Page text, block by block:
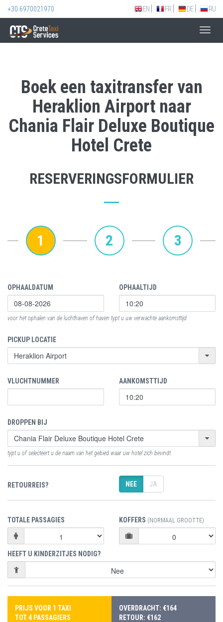
+30 6970021970 EN FR DE RU
Boek een taxitransfer van
Heraklion Airport naar
Chania Flair Deluxe Boutique
Hotel Crete
RESERVERINGSFORMULIER
1 2 3
OPHAALDATUM OPHAALTIJD
voor het ophalen van de luchthaven of haven typt u uw verwachte aankomsttijd
PICKUP LOCATIE
VLUCHTNUMMER AANKOMSTTIJD
DROPPEN BIJ
typt u of selecteert u de naam van het gebied waar uw hotel zich bevindt
RETOURREIS? NEE JA
TOTALE PASSAGIES KOFFERS (NORMAAL GROOTTE)
HEEFT U KINDERZITJES NODIG?
PRIJS VOOR 1 TAXI
TOT 4 PASSAGIERS
OVERDRACHT: €164
RETOUR: €162